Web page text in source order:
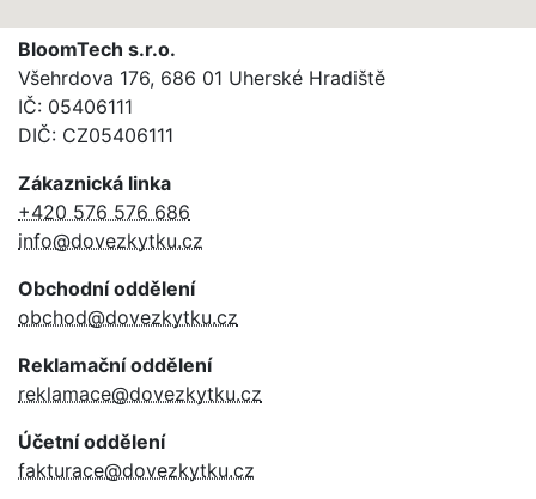
BloomTech s.r.o.
Všehrdova 176, 686 01 Uherské Hradiště
IČ: 05406111
DIČ: CZ05406111
Zákaznická linka
+420 576 576 686
info@dovezkytku.cz
Obchodní oddělení
obchod@dovezkytku.cz
Reklamační oddělení
reklamace@dovezkytku.cz
Účetní oddělení
fakturace@dovezkytku.cz